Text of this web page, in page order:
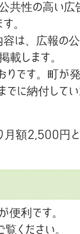
共性の高い広
。
容は、広報の
載します。
りです。町が
でに納付して
月額2,500円
便利です。
ください。